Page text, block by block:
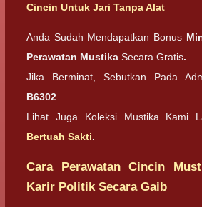
Cincin Untuk Jari Tanpa Alat
Anda Sudah Mendapatkan Bonus
Perawatan Mustika Secara Gratis.
Jika Berminat, Sebutkan Pada
B6302
Lihat Juga Koleksi Mustika Kami
Bertuah Sakti.
Cara Perawatan Cincin
Karir Politik Secara Gaib